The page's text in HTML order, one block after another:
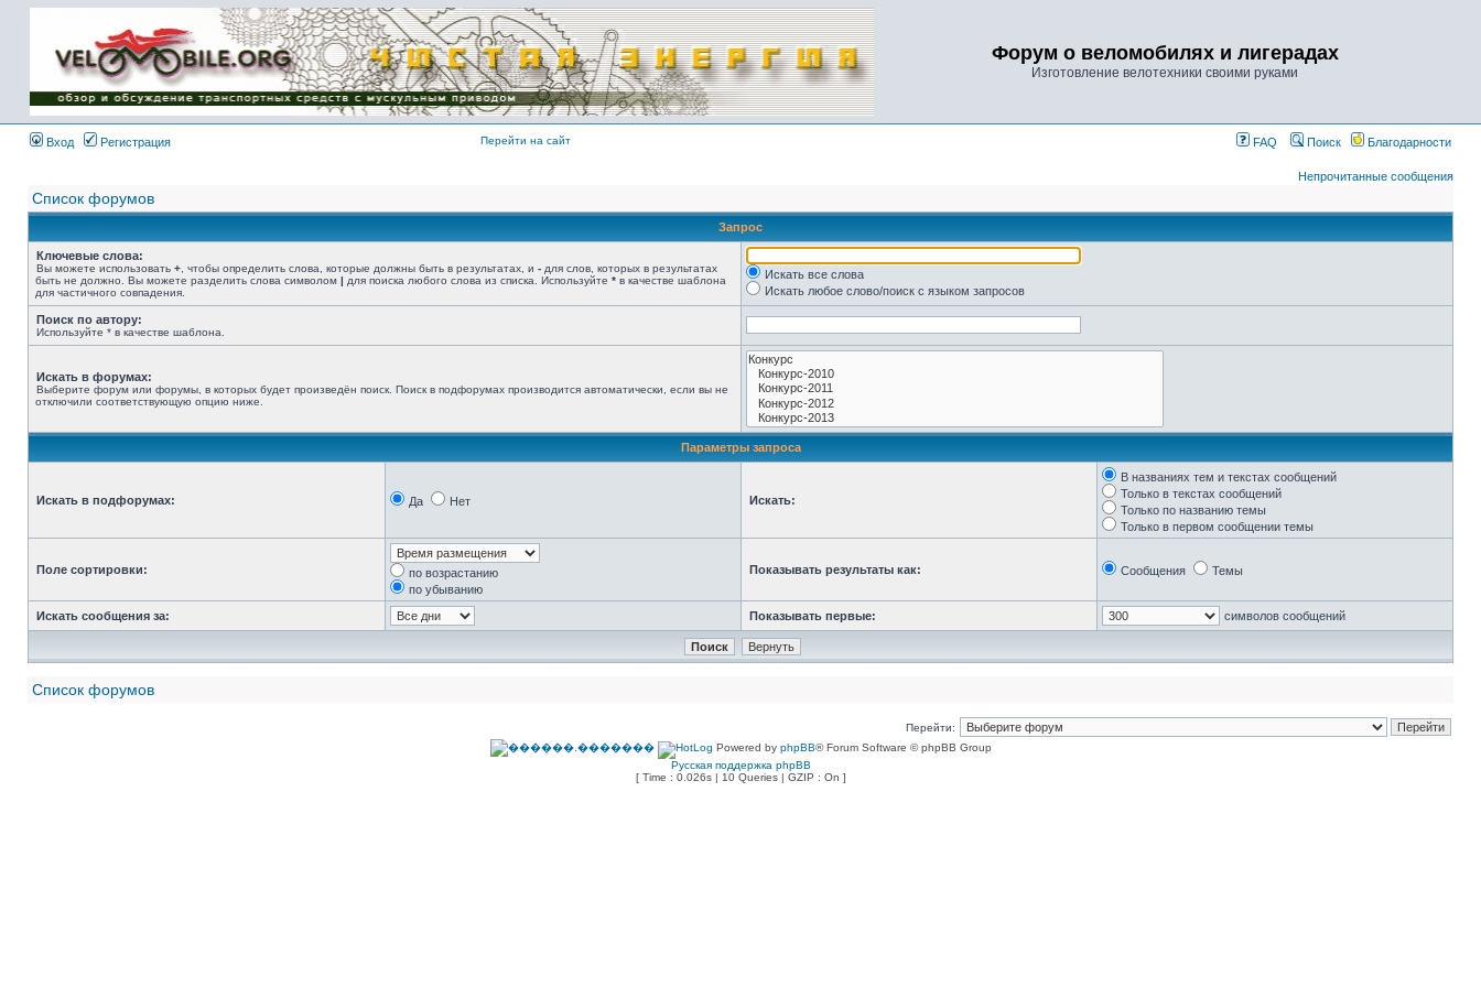
Имя пользователя:
Пароль:
{ LOG_ME_IN_SHORT
}
Форум о веломобилях и лигерадах
Изготовление велотехники своими руками
Вход Регистрация Перейти на сайт FAQ Поиск Благодарности
Непрочитанные сообщения
Список форумов
Запрос
Ключевые слова:
Вы можете использовать + , чтобы определить слова, которые должны быть в результатах, и - для слов, которых в результатах
быть не должно. Вы можете разделить слова символом | для поиска любого слова из списка. Используйте * в качестве шаблона
для частичного совпадения.
Искать все слова
Искать любое слово/поиск с языком запросов
Поиск по автору:
Используйте * в качестве шаблона.
Искать в форумах:
Выберите форум или форумы, в которых будет произведён поиск. Поиск в подфорумах производится автоматически, если вы не
отключили соответствующую опцию ниже.
Параметры запроса
Искать в подфорумах: Да Нет Искать:
В названиях тем и текстах сообщений
Только в текстах сообщений
Только по названию темы
Только в первом сообщении темы
Поле сортировки:
по возрастанию
по убыванию
Показывать результаты как: Сообщения Темы
Искать сообщения за: Показывать первые: символов сообщений
Список форумов
Перейти:
Powered by phpBB® Forum Software © phpBB Group
Русская поддержка phpBB
[ Time : 0.026s | 10 Queries | GZIP : On ]